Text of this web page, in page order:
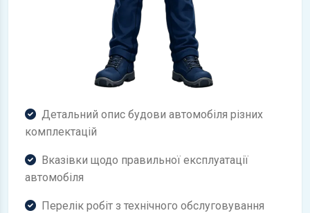
Детальний опис будови автомобіля різних
комплектацій
Вказівки щодо правильної експлуатації
автомобіля
Перелік робіт з технічного обслуговування